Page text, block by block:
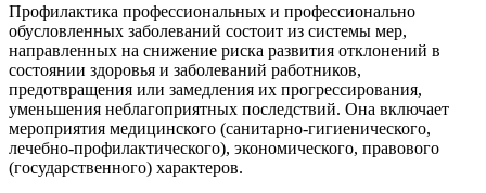
Профилактика профессиональных и профессионально
обусловленных заболеваний состоит из системы мер,
направленных на снижение риска развития отклонений в
состоянии здоровья и заболеваний работников,
предотвращения или замедления их прогрессирования,
уменьшения неблагоприятных последствий. Она включает
мероприятия медицинского (санитарно-гигиенического,
лечебно-профилактического), экономического, правового
(государственного) характеров.